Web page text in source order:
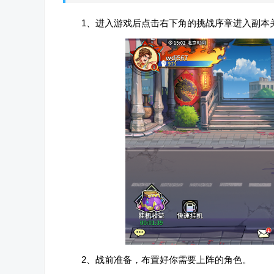
1、进入游戏后点击右下角的挑战序章进入副本
2、战前准备，布置好你需要上阵的角色。